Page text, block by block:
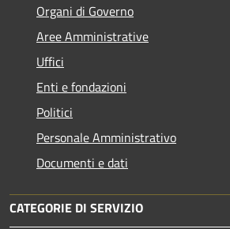
Organi di Governo
Aree Amministrative
Uffici
Enti e fondazioni
Politici
Personale Amministrativo
Documenti e dati
CATEGORIE DI SERVIZIO